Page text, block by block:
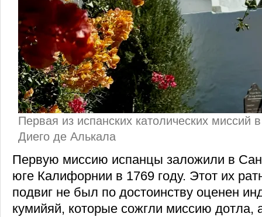
Первая из испанских католических
Диего де Алькала
Первую миссию испанцы заложили в
юге Калифорнии в 1769 году. Этот их
подвиг не был по достоинству оценен
кумийяй, которые сожгли миссию дотла,